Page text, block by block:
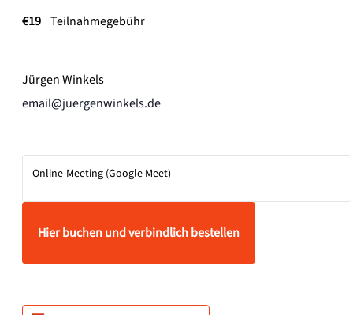
€19 Teilnahmegebühr
Jürgen Winkels
email@juergenwinkels.de
Online-Meeting (Google Meet)
Hier buchen und verbindlich bestellen